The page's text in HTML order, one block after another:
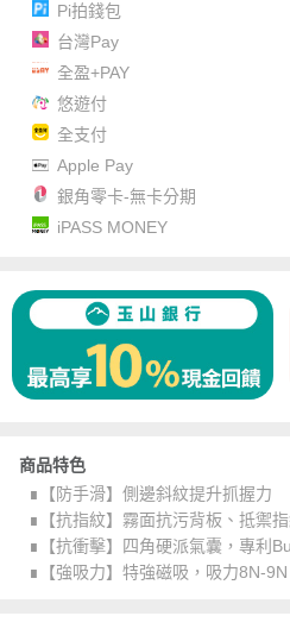
Pi拍錢包
台灣Pay
全盈+PAY
悠遊付
全支付
Apple Pay
銀角零卡-無卡分期
iPASS MONEY
商品特色
∎【防手滑】側邊斜紋提升抓握力
∎【抗指紋】霧面抗污背板、抵禦
∎【抗衝擊】四角硬派氣囊，專利
∎【強吸力】特強磁吸，吸力8N-